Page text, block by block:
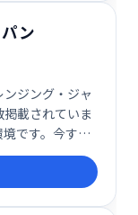
ン
ジング・ジャ
載されていま
です。今すぐ
に入れましょ